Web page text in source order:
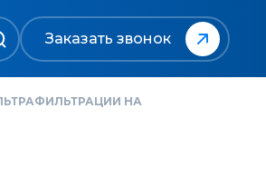
Заказать звонок
НА